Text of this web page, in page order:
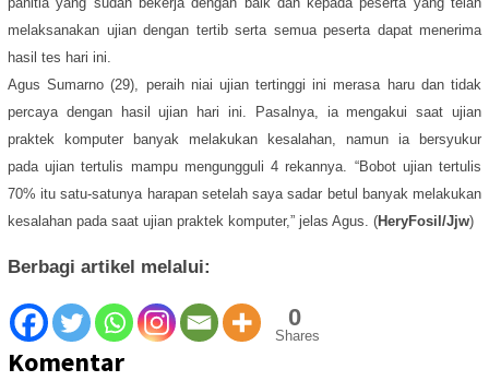
melaksanakan ujian dengan tertib serta semua peserta dapat menerima
hasil tes hari ini.
Agus Sumarno (29), peraih niai ujian tertinggi ini merasa haru dan tidak
percaya dengan hasil ujian hari ini. Pasalnya, ia mengakui saat ujian
praktek komputer banyak melakukan kesalahan, namun ia bersyukur
pada ujian tertulis mampu mengungguli 4 rekannya. “Bobot ujian tertulis
70% itu satu-satunya harapan setelah saya sadar betul banyak melakukan
kesalahan pada saat ujian praktek komputer,” jelas Agus. (HeryFosil/Jjw)
Berbagi artikel melalui:
0
Shares
Komentar